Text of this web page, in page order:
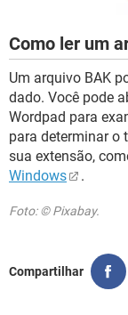
Como ler um
Um arquivo BAK
dado. Você pode
Wordpad para
para determinar o
sua extensão,
Windows
.
Foto: © Pixabay.
Compartilhar